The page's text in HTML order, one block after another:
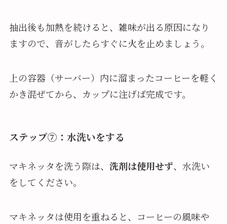
抽出後も加熱を続けると、雑味が出る原因になり
ますので、音がしたらすぐに火を止めましょう。
上の容器（サーバー）内に溜まったコーヒーを軽く
かき混ぜてから、カップに注げば完成です。
ステップ⑦：水洗いをする
マキネッタを洗う際は、 洗剤は使用せず、水洗い
をしてください。
マキネッタは使用を重ねると、コーヒーの風味や